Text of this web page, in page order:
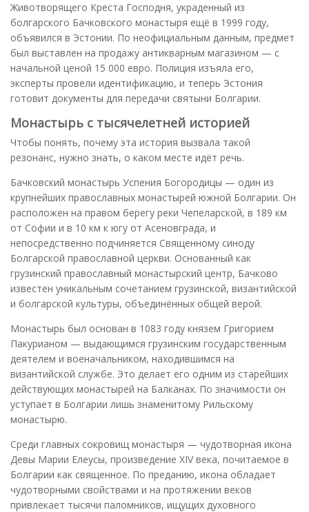
Животворящего Креста Господня, украденный из
болгарского Бачковского монастыря ещё в 1999 году,
объявился в Эстонии. По неофициальным данным, предмет
был выставлен на продажу антикварным магазином — с
начальной ценой 15 000 евро. Полиция изъяла его,
эксперты провели идентификацию, и теперь Эстония
готовит документы для передачи святыни Болгарии.
Монастырь с тысячелетней историей
Чтобы понять, почему эта история вызвала такой
резонанс, нужно знать, о каком месте идёт речь.
Бачковский монастырь Успения Богородицы — один из
крупнейших православных монастырей южной Болгарии. Он
расположен на правом берегу реки Чепеларской, в 189 км
от Софии и в 10 км к югу от Асеновграда, и
непосредственно подчиняется Священному синоду
Болгарской православной церкви. Основанный как
грузинский православный монастырский центр, Бачково
известен уникальным сочетанием грузинской, византийской
и болгарской культуры, объединённых общей верой.
Монастырь был основан в 1083 году князем Григорием
Пакурианом — выдающимся грузинским государственным
деятелем и военачальником, находившимся на
византийской службе. Это делает его одним из старейших
действующих монастырей на Балканах. По значимости он
уступает в Болгарии лишь знаменитому Рильскому
монастырю.
Среди главных сокровищ монастыря — чудотворная икона
Девы Марии Елеусы, произведение XIV века, почитаемое в
Болгарии как священное. По преданию, икона обладает
чудотворными свойствами и на протяжении веков
привлекает тысячи паломников, ищущих духовного